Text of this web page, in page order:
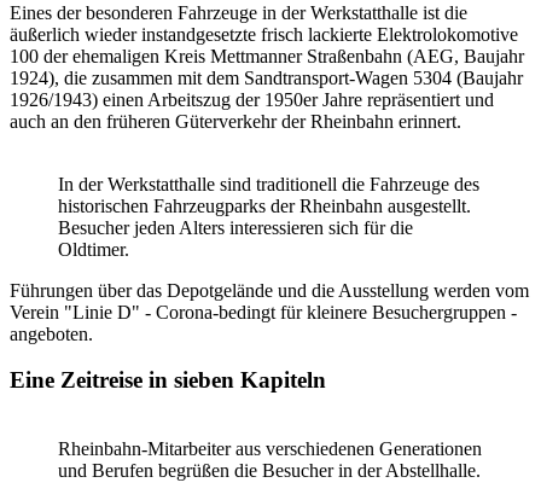
Eines der besonderen Fahrzeuge in der Werkstatthalle ist die
äußerlich wieder instandgesetzte frisch lackierte Elektrolokomotive
100 der ehemaligen Kreis Mettmanner Straßenbahn (AEG, Baujahr
1924), die zusammen mit dem Sandtransport-Wagen 5304 (Baujahr
1926/1943) einen Arbeitszug der 1950er Jahre repräsentiert und
auch an den früheren Güterverkehr der Rheinbahn erinnert.
In der Werkstatthalle sind traditionell die Fahrzeuge des
historischen Fahrzeugparks der Rheinbahn ausgestellt.
Besucher jeden Alters interessieren sich für die
Oldtimer.
Führungen über das Depotgelände und die Ausstellung werden vom
Verein "Linie D" - Corona-bedingt für kleinere Besuchergruppen -
angeboten.
Eine Zeitreise in sieben Kapiteln
Rheinbahn-Mitarbeiter aus verschiedenen Generationen
und Berufen begrüßen die Besucher in der Abstellhalle.